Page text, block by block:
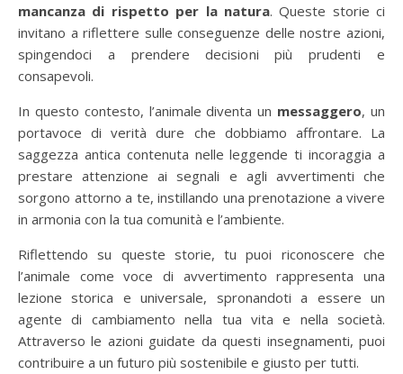
mancanza di rispetto per la natura. Queste storie ci
invitano a riflettere sulle conseguenze delle nostre azioni,
spingendoci a prendere decisioni più prudenti e
consapevoli.
In questo contesto, l’animale diventa un messaggero, un
portavoce di verità dure che dobbiamo affrontare. La
saggezza antica contenuta nelle leggende ti incoraggia a
prestare attenzione ai segnali e agli avvertimenti che
sorgono attorno a te, instillando una prenotazione a vivere
in armonia con la tua comunità e l’ambiente.
Riflettendo su queste storie, tu puoi riconoscere che
l’animale come voce di avvertimento rappresenta una
lezione storica e universale, spronandoti a essere un
agente di cambiamento nella tua vita e nella società.
Attraverso le azioni guidate da questi insegnamenti, puoi
contribuire a un futuro più sostenibile e giusto per tutti.